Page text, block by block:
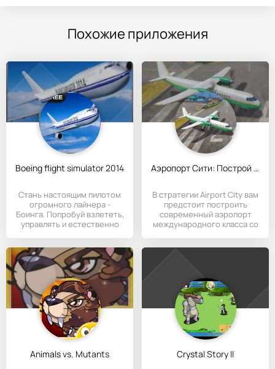
Похожие приложения
Boeing flight simulator 2014
Стань настоящим пилотом
огромного лайнера -
Боинга. Попробуй взлететь,
управлять и естественно
Аэропорт Сити: Построй город
В стратегии Airport City вам
предстоит построить
современный аэропорт
международного класса со
Animals vs. Mutants Crystal Story II